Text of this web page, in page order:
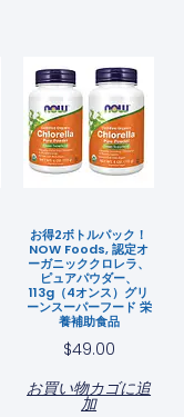
お得2ボトルパック！
NOW Foods, 認定オ
ーガニッククロレラ、
ピュアパウダー、
113g（4オンス）グリ
ーンスーパーフード 栄
養補助食品
$49.00
お買い物カゴに追
加